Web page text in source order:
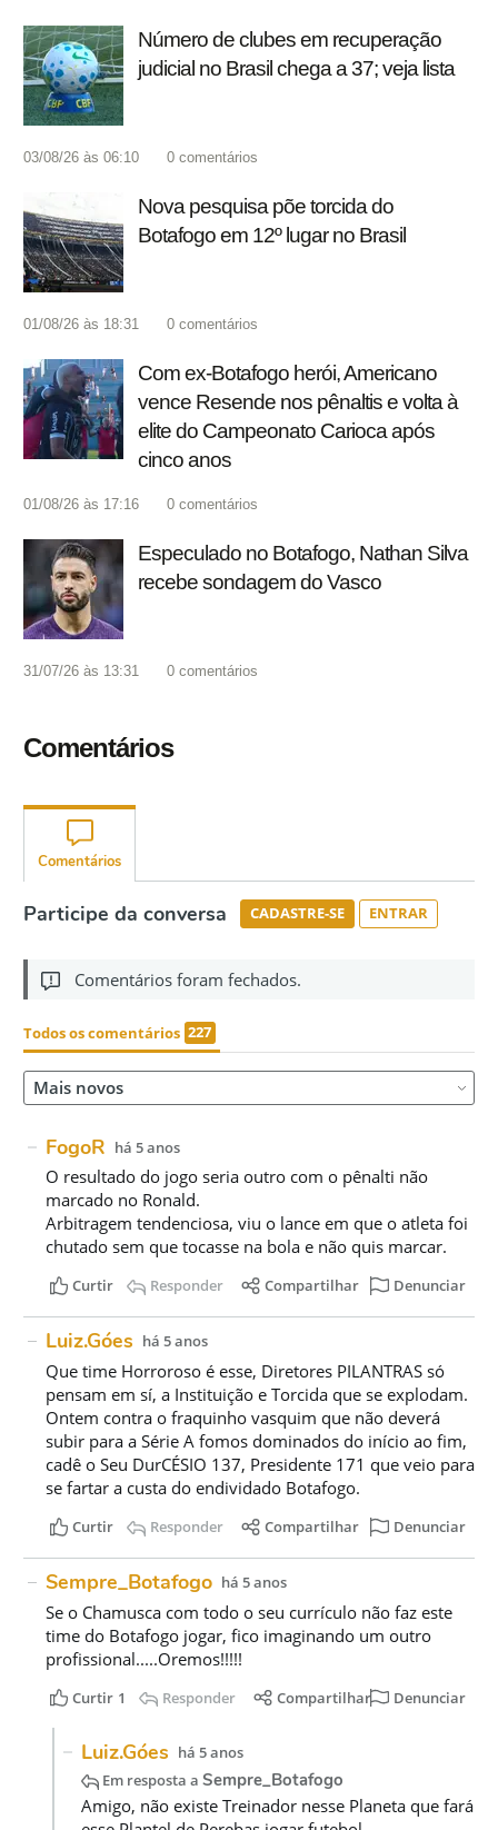
Número de clubes em recuperação
judicial no Brasil chega a 37; veja lista
03/08/26 às 06:10 0 comentários
Nova pesquisa põe torcida do
Botafogo em 12º lugar no Brasil
01/08/26 às 18:31 0 comentários
Com ex-Botafogo herói, Americano
vence Resende nos pênaltis e volta à
elite do Campeonato Carioca após
cinco anos
01/08/26 às 17:16 0 comentários
Especulado no Botafogo, Nathan Silva
recebe sondagem do Vasco
31/07/26 às 13:31 0 comentários
Comentários